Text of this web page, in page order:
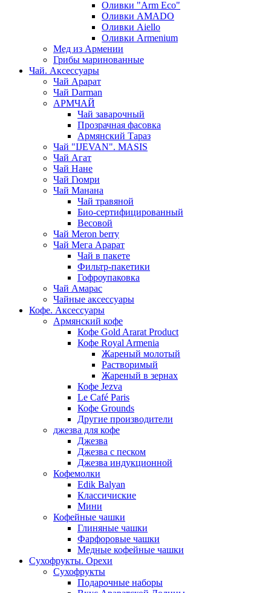
Оливки "Arm Eco"
Оливки AMADO
Оливки Aiello
Оливки Armenium
Мед из Армении
Грибы маринованные
Чай. Аксессуары
Чай Арарат
Чай Darman
АРМЧАЙ
Чай заварочный
Прозрачная фасовка
Армянский Тараз
Чай "IJEVAN". MASIS
Чай Агат
Чай Нане
Чай Гюмри
Чай Манана
Чай травяной
Био-сертифицированный
Весовой
Чай Meron berry
Чай Мега Арарат
Чай в пакете
Фильтр-пакетики
Гофроупаковка
Чай Амарас
Чайные аксессуары
Кофе. Аксессуары
Армянский кофе
Кофе Gold Ararat Product
Кофе Royal Armenia
Жареный молотый
Растворимый
Жареный в зернах
Кофе Jezva
Le Café Paris
Кофе Grounds
Другие производители
джезва для кофе
Джезва
Джезва с песком
Джезва индукционной
Кофемолки
Edik Balyan
Классичиские
Мини
Кофейные чашки
Глиняные чашки
Фарфоровые чашки
Медные кофейные чашки
Сухофрукты. Орехи
Сухофрукты
Подарочные наборы